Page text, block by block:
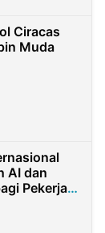
Ciracas
Muda
AI dan
Pekerja